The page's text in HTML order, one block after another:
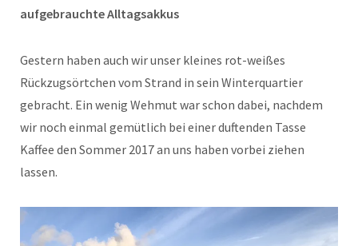
aufgebrauchte Alltagsakkus
Gestern haben auch wir unser kleines rot-weißes
Rückzugsörtchen vom Strand in sein Winterquartier
gebracht. Ein wenig Wehmut war schon dabei, nachdem
wir noch einmal gemütlich bei einer duftenden Tasse
Kaffee den Sommer 2017 an uns haben vorbei ziehen
lassen.